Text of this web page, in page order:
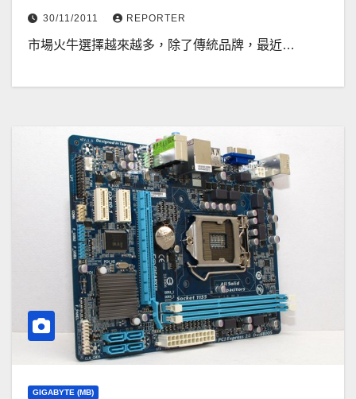
30/11/2011 REPORTER
市場火牛選擇越來越多，除了傳統品牌，最近…
GIGABYTE (MB)